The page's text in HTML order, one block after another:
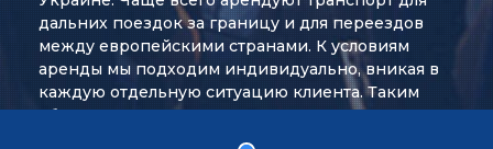
дальних поездок за границу и для переездов
между европейскими странами. К условиям
аренды мы подходим индивидуально, вникая в
каждую отдельную ситуацию клиента. Таким
образом, мы можем предложить вам оптимальную
цену, а главное - вы будете уверены, что